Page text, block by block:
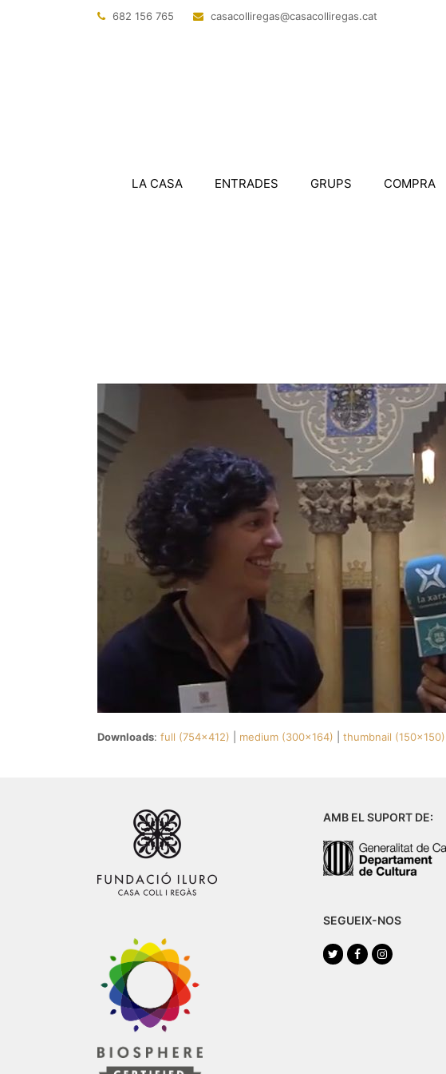
682 156 765 tac.sagerillocasac
@sagerillocasac
LA CASA ENTRADES GRUPS COMPRA
Downloads: full (754x412) medium (300x164) thumbnail (150x150)
AMB EL SUPORT DE:
SEGUEIX-NOS
TwitterFacebookInstagram